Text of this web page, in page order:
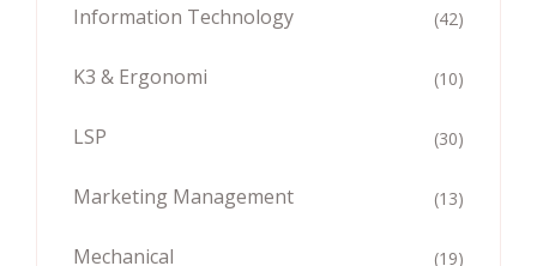
Information Technology (42)
K3 & Ergonomi (10)
LSP (30)
Marketing Management (13)
Mechanical (19)